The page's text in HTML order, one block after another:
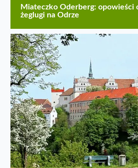
Miateczko Oderberg: opowieści
żeglugi na Odrze